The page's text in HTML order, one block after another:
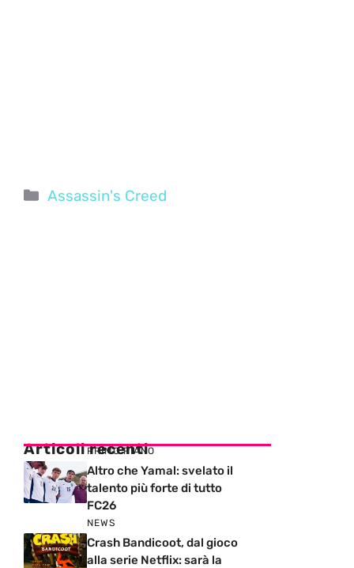
Categorie
Assassin's Creed
Articoli recenti
PRIMO PIANO
Altro che Yamal: svelato il
talento più forte di tutto
FC26
NEWS
Crash Bandicoot, dal gioco
alla serie Netflix: sarà la